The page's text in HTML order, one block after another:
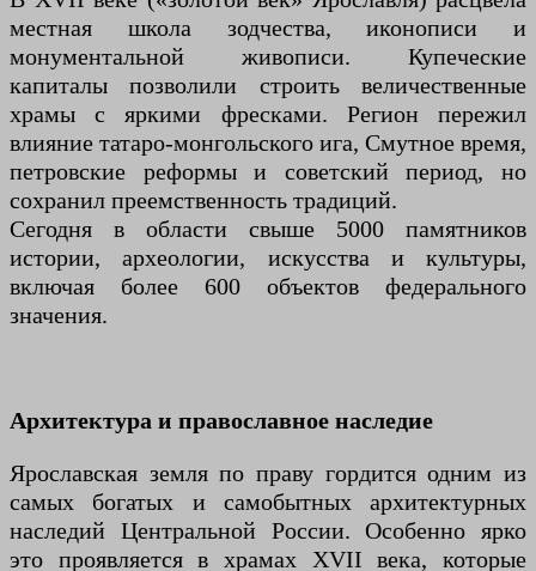
местная школа зодчества, иконописи и
монументальной живописи. Купеческие
капиталы позволили строить величественные
храмы с яркими фресками. Регион пережил
влияние татаро-монгольского ига, Смутное время,
петровские реформы и советский период, но
сохранил преемственность традиций.
Сегодня в области свыше 5000 памятников
истории, археологии, искусства и культуры,
включая более 600 объектов федерального
значения.
Архитектура и православное наследие
Ярославская земля по праву гордится одним из
самых богатых и самобытных архитектурных
наследий Центральной России. Особенно ярко
это проявляется в храмах XVII века, которые